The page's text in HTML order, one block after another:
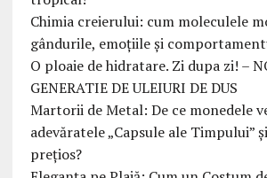
Chimia creierului: cum moleculele
gândurile, emoțiile și
O ploaie de hidratare. Zi dupa zi! –
GENERATIE DE ULEIURI DE DUS
Martorii de Metal: De ce monedele
adevăratele „Capsule ale Timpului”
prețios?